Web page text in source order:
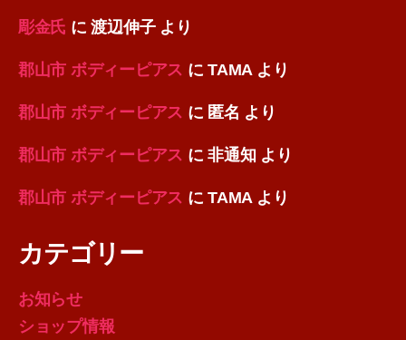
彫金氏 に渡辺伸子より
郡山市 ボディーピアス にTAMA より
郡山市 ボディーピアス に 匿名 より
郡山市 ボディーピアス に非通知 より
郡山市 ボディーピアス にTAMA より
カテゴリー
お知らせ
ショップ情報